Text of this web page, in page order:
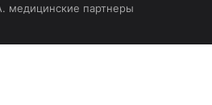
медицинские партнеры